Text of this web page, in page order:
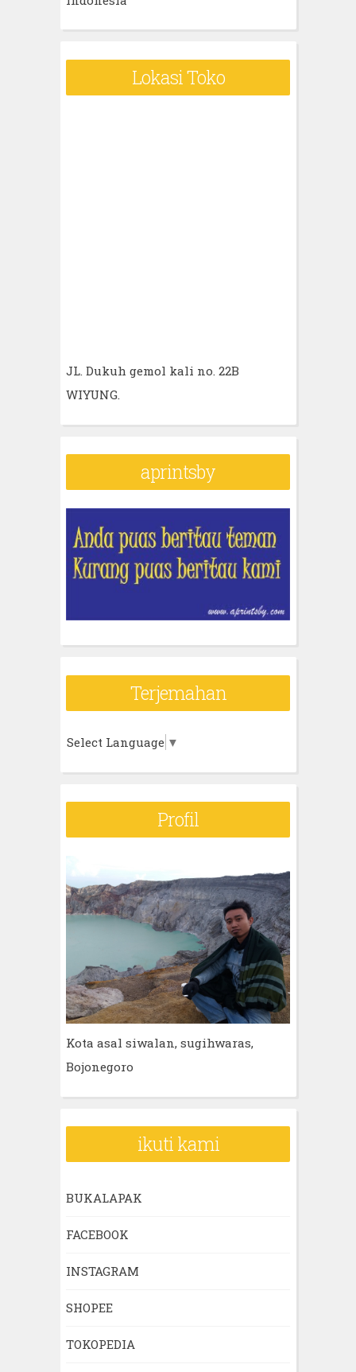
Lokasi Toko
JL. Dukuh gemol kali no. 22B
WIYUNG.
aprintsby
Terjemahan
Select Language ▼
Profil
Kota asal siwalan, sugihwaras,
Bojonegoro
ikuti kami
BUKALAPAK
FACEBOOK
INSTAGRAM
SHOPEE
TOKOPEDIA